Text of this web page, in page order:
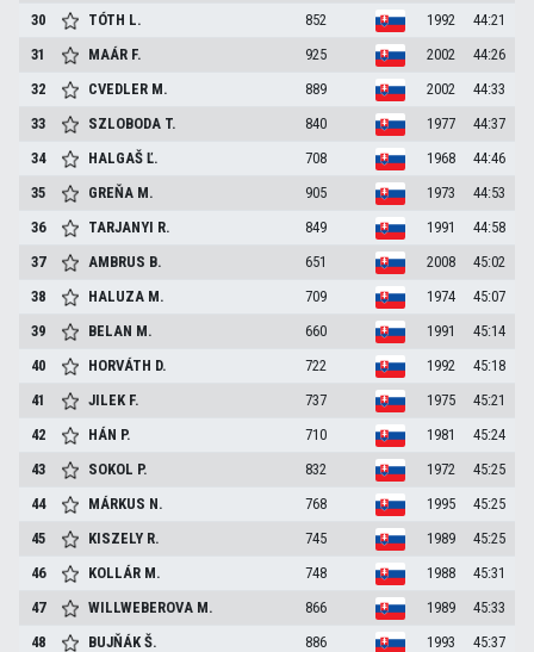
30
TÓTH L. 852 1992
44:21
31
MAÁR F. 925 2002
44:26
32
CVEDLER M. 889 2002
44:33
33
SZLOBODA T. 840 1977
44:37
34
HALGAŠĽ. 708 1968
44:46
35
GREŇA M. 905 1973
44:53
36
TARJANYI R. 849 1991
44:58
37
AMBRUS B. 651 2008
45:02
38
HALUZA M. 709 1974
45:07
39
BELAN M. 660 1991
45:14
40
HORVÁTH D. 722 1992
45:18
41
JILEK F. 737 1975
45:21
42
HÁN P. 710 1981
45:24
43
SOKOL P. 832 1972
45:25
44
MÁRKUS N. 768 1995
45:25
45
KISZELY R. 745 1989
45:25
46
KOLLÁR M. 748 1988
45:31
47
WILLWEBEROVA M. 866 1989
45:33
48
BUJŇÁKŠ. 886 1993
45:37